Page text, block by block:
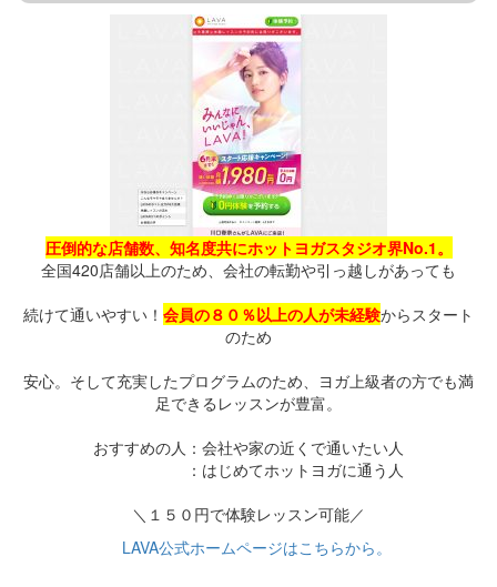
圧倒的な店舗数、知名度共にホットヨガスタジオ界No.1。
全国420店舗以上のため、会社の転勤や引っ越しがあっても
続けて通いやすい！ 会員の８０％以上の人が未経験からスタート
のため
安心。そして充実したプログラムのため、ヨガ上級者の方でも満
足できるレッスンが豊富。
おすすめの人：会社や家の近くで通いたい人
：はじめてホットヨガに通う人
＼１５０円で体験レッスン可能／
LAVA公式ホームページはこちらから。